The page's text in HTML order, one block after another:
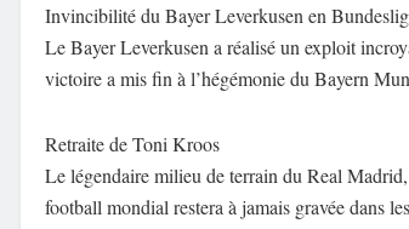
Invincibilité du Bayer Leverkusen en
Le Bayer Leverkusen a réalisé un exploit
victoire a mis fin à l’hégémonie du Bayern
Retraite de Toni Kroos
Le légendaire milieu de terrain du Real
football mondial restera à jamais gravée dans